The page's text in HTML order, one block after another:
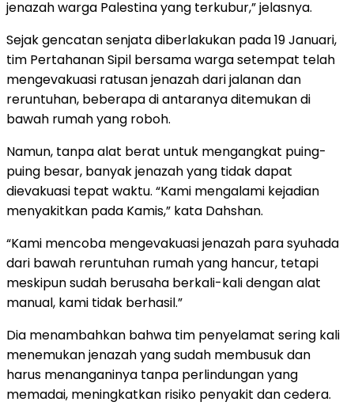
jenazah warga Palestina yang terkubur,” jelasnya.
Sejak gencatan senjata diberlakukan pada 19 Januari,
tim Pertahanan Sipil bersama warga setempat telah
mengevakuasi ratusan jenazah dari jalanan dan
reruntuhan, beberapa di antaranya ditemukan di
bawah rumah yang roboh.
Namun, tanpa alat berat untuk mengangkat puing-
puing besar, banyak jenazah yang tidak dapat
dievakuasi tepat waktu. “Kami mengalami kejadian
menyakitkan pada Kamis,” kata Dahshan.
“Kami mencoba mengevakuasi jenazah para syuhada
dari bawah reruntuhan rumah yang hancur, tetapi
meskipun sudah berusaha berkali-kali dengan alat
manual, kami tidak berhasil.”
Dia menambahkan bahwa tim penyelamat sering kali
menemukan jenazah yang sudah membusuk dan
harus menanganinya tanpa perlindungan yang
memadai, meningkatkan risiko penyakit dan cedera.